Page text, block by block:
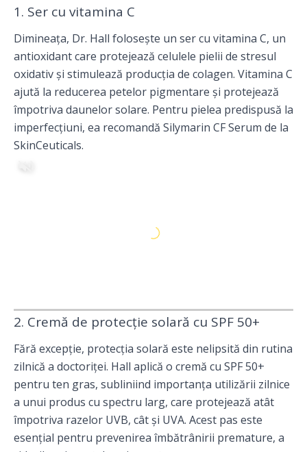
1. Ser cu vitamina C
Dimineața, Dr. Hall folosește un ser cu vitamina C, un
antioxidant care protejează celulele pielii de stresul
oxidativ și stimulează producția de colagen. Vitamina C
ajută la reducerea petelor pigmentare și protejează
împotriva daunelor solare. Pentru pielea predispusă la
imperfecțiuni, ea recomandă Silymarin CF Serum de la
SkinCeuticals.
2. Cremă de protecție solară cu SPF 50+
Fără excepție, protecția solară este nelipsită din rutina
zilnică a doctoriței. Hall aplică o cremă cu SPF 50+
pentru ten gras, subliniind importanța utilizării zilnice
a unui produs cu spectru larg, care protejează atât
împotriva razelor UVB, cât și UVA. Acest pas este
esențial pentru prevenirea îmbătrânirii premature, a